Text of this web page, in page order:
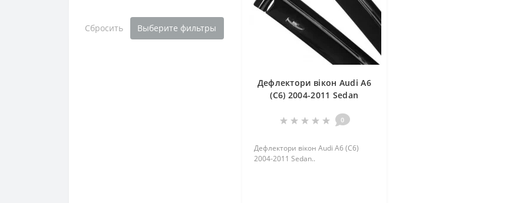
Сбросить Выберите фильтры
Дефлектори вікон Audi A6
(C6) 2004-2011 Sedan
0
Дефлектори вікон Audi A6 (C6)
2004-2011 Sedan..